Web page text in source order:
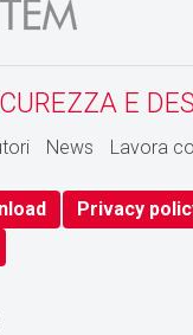
E
News Lavora
Privacy